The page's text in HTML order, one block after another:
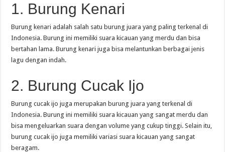
1. Burung Kenari
Burung kenari adalah salah satu burung juara yang paling terkenal di
Indonesia. Burung ini memiliki suara kicauan yang merdu dan bisa
bertahan lama. Burung kenari juga bisa melantunkan berbagai jenis
lagu dengan indah.
2. Burung Cucak Ijo
Burung cucak ijo juga merupakan burung juara yang terkenal di
Indonesia. Burung ini memiliki suara kicauan yang sangat merdu dan
bisa mengeluarkan suara dengan volume yang cukup tinggi. Selain itu,
burung cucak ijo juga memiliki variasi suara kicauan yang sangat
beragam.